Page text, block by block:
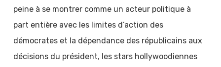
peine à se montrer comme un acteur politique à
part entière avec les limites d’action des
démocrates et la dépendance des républicains aux
décisions du président, les stars hollywoodiennes